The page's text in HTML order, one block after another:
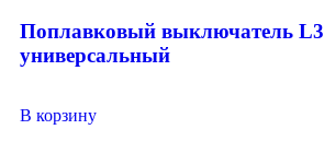
Поплавковый выключатель L3
универсальный
В корзину